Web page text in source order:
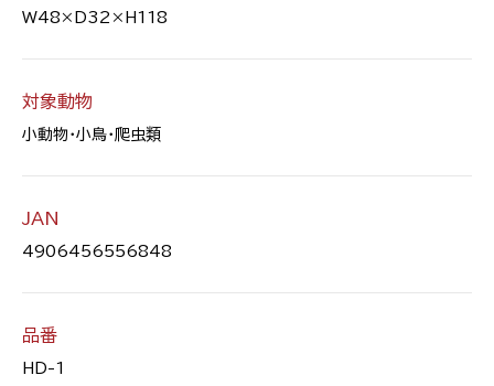
W48×D32×H118
対象動物
小動物・小鳥・爬虫類
JAN
4906456556848
品番
HD-1